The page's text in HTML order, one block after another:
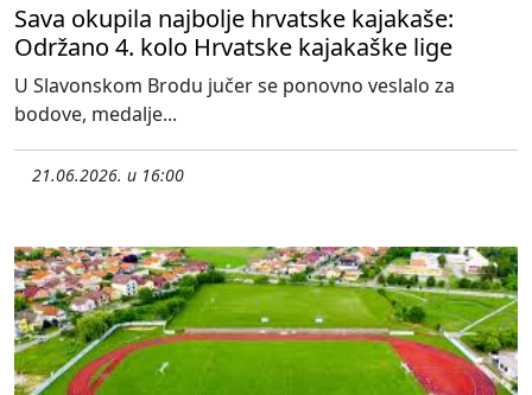
Sava okupila najbolje hrvatske kajakaše:
Održano 4. kolo Hrvatske kajakaške lige
U Slavonskom Brodu jučer se ponovno veslalo za
bodove, medalje...
21.06.2026. u 16:00